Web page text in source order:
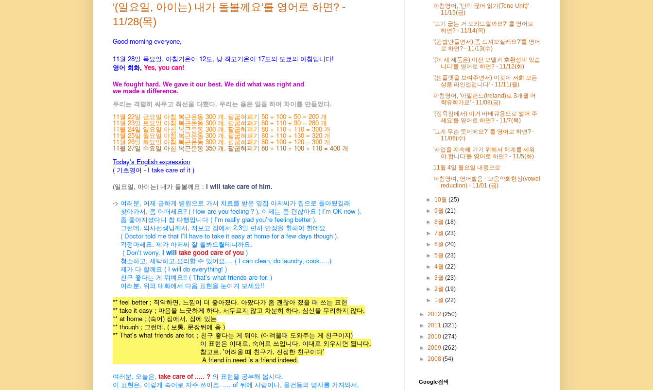
'(일요일, 아이는) 내가 돌볼께요'를 영어로 하면? -
11/28(목)
Good morning everyone,
11월 28일 목요일, 아침기온이 12도, 낮 최고기온이 17도의 도쿄의 아침입니다!
영어 회화, Yes, you can!
We fought hard. We gave it our best. We did what was right and
we made a difference.
우리는 격렬히 싸우고 최선을 다했다. 우리는 옳은 일을 하여 차이를 만들었다.
11월 22일 금요일 아침 복근운동 300 개. 팔굽혀펴기 50 + 100 + 50 = 200 개
11월 23일 토요일 아침 복근운동 300 개. 팔굽혀펴기 80 + 110 + 90 = 280 개
11월 24일 일요일 아침 복근운동 300 개. 팔굽혀펴기 80 + 110 + 110 = 300 개
11월 25일 월요일 아침 복근운동 300 개. 팔굽혀펴기 80 + 110 + 130 = 320 개
11월 26일 화요일 아침 복근운동 300 개. 팔굽혀펴기 80 + 100 + 120 = 300 개
11월 27일 수요일 아침 복근운동 350 개. 팔굽혀펴기 80 + 110 + 100 + 110 = 400 개
Today's English expression
( 기초영어 - I take care of it )
(일요일, 아이는) 내가 돌볼께요 : I will take care of him.
-> 여러분, 어제 급하게 병원으로 가서 치료를 받은 옆집 아저씨가 집으로 돌아왔길래
찾아가서, 좀 어떠세요? ( How are you feeling ? ), 이제는 좀 괜찮아요 ( I'm OK now ).
좀 좋아지셨다니 참 다행입니다 ( I'm really glad you're feeling better ).
그런데, 의사선생님께서, 저보고 집에서 2,3일 편히 안정을 취해야 한데요
( Doctor told me that I'll have to take it easy at home for a few days though ).
걱정마세요. 제가 아저씨 잘 돌봐드릴테니까요.
( Don't worry. I will take good care of you )
청소하고, 세탁하고,요리할 수 있어요.... ( I can clean, do laundry, cook.....)
제가 다 할께요 ( I will do everything! )
친구 좋다는 게 뭐예요!! ( That's what friends are for. )
여러분, 위의 대화에서 다음 표현을 눈여겨 보세요!!
** feel better ; 직역하면, 느낌이 더 좋아졌다. 아팠다가 좀 괜찮아 졌을 때 쓰는 표현
** take it easy ; 마음을 느긋하게 하다. 서두르지 않고 차분히 하다. 심신을 무리하지 않다.
** at home ; (숙어) 집에서, 집에 있는
** though ; 그런데, ( 보통, 문장뒤에 옴 )
** That's what friends are for. ; 친구 좋다는 게 뭐야. (어려울때 도와주는 게 친구이지)
이 표현은 이대로, 숙어로 쓰입니다. 이대로 외우시면 됩니다.
참고로, '어려울 때 친구가, 진정한 친구이다'
A friend in need is a friend indeed.
여러분, 오늘은, take care of ..... ? 의 표현을 공부해 봅시다.
이 표현은, 이렇게 숙어로 자주 쓰이죠. .... of 뒤에 사람이나, 물건등의 명사를 가져와서,
아침영어, '단락 끊어 읽기(Tone Unit)' -
11/15(금)
'고기 굽는 거 도와드릴까요?' 를 영어로
하면? - 11/14(목)
'(김밥만들면서) 좀 드셔보실래요?'를 영어
로 하면? - 11/13(수)
'(이 새 제품은) 이전 모델과 호환성이 있습
니다'를 영어로 하면? - 11/12(화)
'(팜플렛을 보여주면서) 이것이 저희 모든
상품 라인업입니다' - 11/11(월)
아침영어, '아일랜드(Ireland)로 3개월 어
학유학가요' - 11/08(금)
'(정육점에서) 이거 바베큐용으로 썰어 주
세요'를 영어로 하면? - 11/7(목)
'그게 무슨 뜻이에요?' 를 영어로 하면? -
11/06(수)
'사업을 지속해 가기 위해서 체계를 세워
야 합니다'를 영어로 하면? - 11/5(화)
11월 4일 월요일 내용으로
아침영여, 영어발음 - 모음약화현상(vowel
reduction) - 11/01 (금)
► 10월(25)
►9월(21)
►8월(18)
►7월(23)
►6월(20)
►5월(23)
►4월(22)
►3월(23)
►2월(19)
► 1월(22)
► 2012 (250)
► 2011 (321)
► 2010 (274)
► 2009 (262)
► 2008 (54)
Google검색